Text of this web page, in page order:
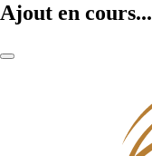
Ajout en cours...